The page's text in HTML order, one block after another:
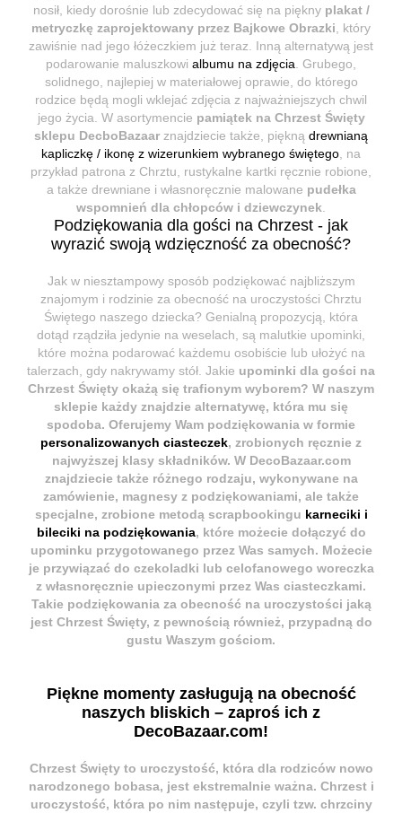
nosił, kiedy dorośnie lub zdecydować się na piękny plakat /
metryczkę zaprojektowany przez Bajkowe Obrazki , który
zawiśnie nad jego łóżeczkiem już teraz. Inną alternatywą jest
podarowanie maluszkowi albumu na zdjęcia . Grubego,
solidnego, najlepiej w materiałowej oprawie, do którego
rodzice będą mogli wklejać zdjęcia z najważniejszych chwil
jego życia. W asortymencie pamiątek na Chrzest Święty
sklepu DecboBazaar znajdziecie także, piękną drewnianą
kapliczkę / ikonę z wizerunkiem wybranego świętego , na
przykład patrona z Chrztu, rustykalne kartki ręcznie robione,
a także drewniane i własnoręcznie malowane pudełka
wspomnień dla chłopców i dziewczynek
Podziękowania dla gości na Chrzest - jak
wyrazić swoją wdzięczność za obecność?
Jak w niesztampowy sposób podziękować najbliższym
znajomym i rodzinie za obecność na uroczystości Chrztu
Świętego naszego dziecka? Genialną propozycją, która
dotąd rządziła jedynie na weselach, są malutkie upominki,
które można podarować każdemu osobiście lub ułożyć na
talerzach, gdy nakrywamy stół. Jakie upominki dla gości na
Chrzest Święty okażą się trafionym wyborem? W naszym
sklepie każdy znajdzie alternatywę, która mu się
spodoba. Oferujemy Wam podziękowania w formie
personalizowanych ciasteczek, zrobionych ręcznie z
najwyższej klasy składników. W DecoBazaar.com
znajdziecie także różnego rodzaju, wykonywane na
zamówienie, magnesy z podziękowaniami, ale także
specjalne, zrobione metodą scrapbookingu karneciki i
bileciki na podziękowania, które możecie dołączyć do
upominku przygotowanego przez Was samych. Możecie
je przywiązać do czekoladki lub celofanowego woreczka
z własnoręcznie upieczonymi przez Was ciasteczkami.
Takie podziękowania za obecność na uroczystości jaką
jest Chrzest Święty, z pewnością również, przypadną do
gustu Waszym gościom.
Piękne momenty zasługują na obecność
naszych bliskich – zaproś ich z
DecoBazaar.com!
Chrzest Świętyto uroczystość, która dla rodziców nowo
narodzonego bobasa, jest ekstremalnie ważna. Chrzesti
uroczystość, która po nim następuje, czyli tzw. chrzciny